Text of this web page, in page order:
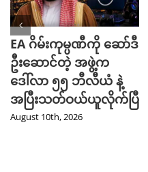
EA ဂိမ်းကုမ္ပဏီကို ဆော်ဒီ
ဦးဆောင်တဲ့ အဖွဲ့က
ဒေါ်လာ ၅၅ ဘီလီယံ နဲ့
အပြီးသတ်ဝယ်ယူလိုက်ပြီ
August 10th, 2026